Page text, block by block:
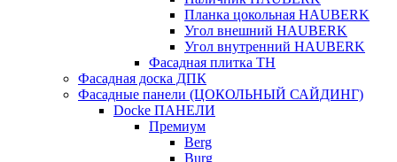
Планка цокольная HAUBERK
Угол внешний HAUBERK
Угол внутренний HAUBERK
Фасадная плитка ТН
Фасадная доска ДПК
Фасадные панели (ЦОКОЛЬНЫЙ САЙДИНГ)
Docke ПАНЕЛИ
Премиум
Berg
Burg